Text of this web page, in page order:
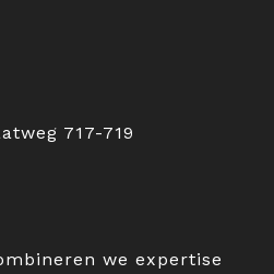
717-719
we expertise